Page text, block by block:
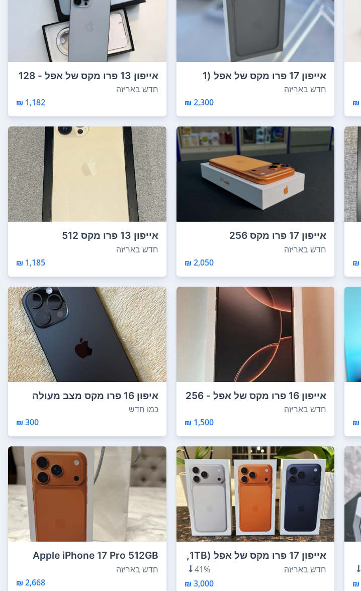
אייפון 17 פרו מקס של אפל (1
TB) - כסוף 1...
חדש באריזה
2,300 ₪
אייפון 13 פרו מקס של אפל - 128
ג'יגה-ביי...
חדש באריזה
1,182 ₪
אייפון 17 פרו מקס 256
ג'יגה-בייט של אפל ...
חדש באריזה
2,050 ₪
אייפון 13 פרו מקס 512
ג'יגה-בייט לא נעול...
חדש באריזה
1,185 ₪
אייפון 16 פרו מקס של אפל - 256
ג'יגה-ביי...
חדש באריזה
1,500 ₪
איפון 16 פרו מקס מצב מעולה
הכל מקורי 256...
כמו חדש
300 ₪
אייפון 17 פרו מקס של אפל (1TB,
כל צבע) ...
חדש באריזה
41%
3,000 ₪
Apple iPhone 17 Pro 512GB
12GB RAM חדש ...
חדש באריזה
2,668 ₪